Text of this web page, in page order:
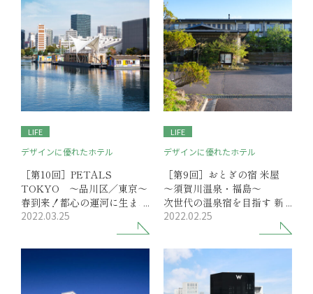
LIFE
デザインに優れたホテル
［第10回］PETALS
TOKYO ～品川区／東京～
春到来！都心の運河に生まれ
た快適リゾート
2022.03.25
LIFE
デザインに優れたホテル
［第9回］おとぎの宿 米屋
～須賀川温泉・福島～
次世代の温泉宿を目指す 新
装・スタイリッシュな温泉宿
2022.02.25